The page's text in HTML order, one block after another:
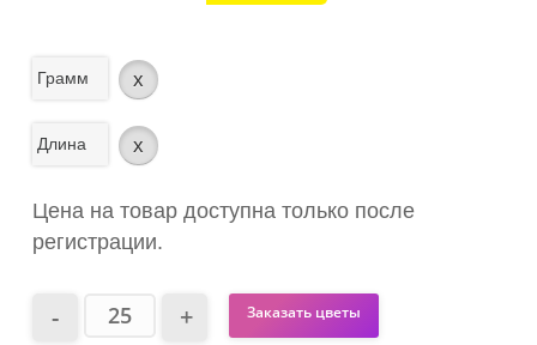
Грамм x
Длина x
Цена на товар доступна только после
регистрации.
Заказать цветы